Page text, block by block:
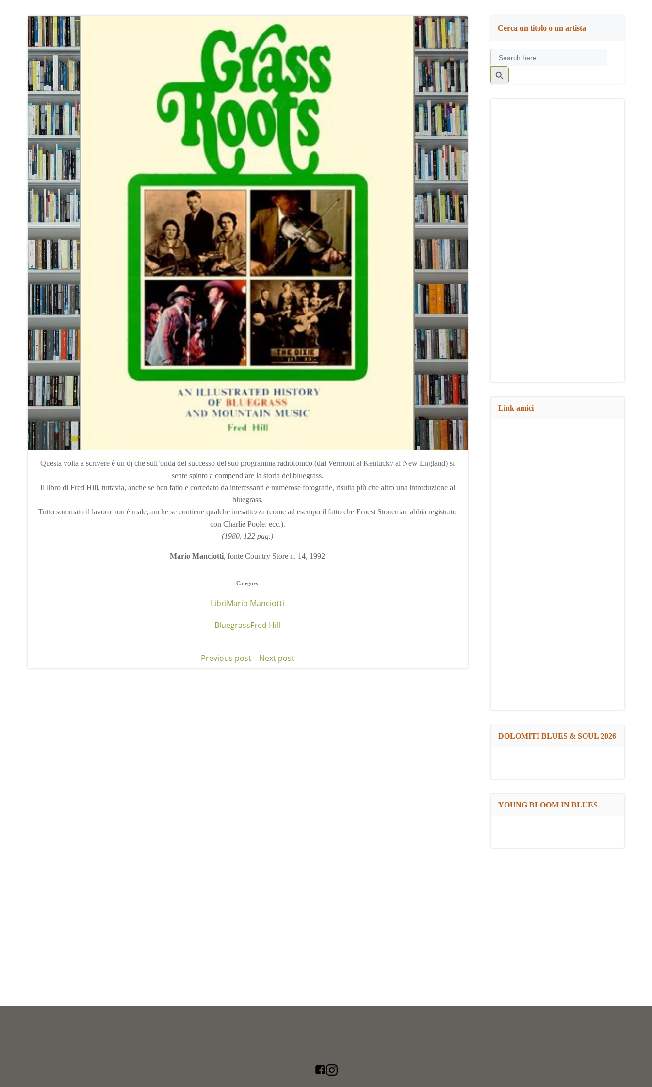
Questa volta a scrivere è un dj che sull’onda del successo del suo programma radiofonico (dal Vermont al Kentucky al New England) si
sente spinto a compendiare la storia del bluegrass.
Il libro di Fred Hill, tuttavia, anche se ben fatto e corredato da interessanti e numerose fotografie, risulta più che altro una introduzione al
bluegrass.
Tutto sommato il lavoro non è male, anche se contiene qualche inesattezza (come ad esempo il fatto che Ernest Stoneman abbia registrato
con Charlie Poole, ecc.).
(1980, 122 pag.)
Mario Manciotti, fonte Country Store n. 14, 1992
Category
LibriMario Manciotti
BluegrassFred Hill
Post
Previous post
Post
Next post
Cerca un titolo o un artista
Search
for:
Search
Button
Link amici
DOLOMITI BLUES & SOUL 2026
YOUNG BLOOM IN BLUES